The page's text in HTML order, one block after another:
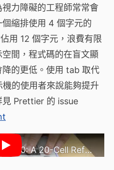
力障礙的工程師常常會
縮排使用 4 個字元的
用 12 個字元，浪費有限
間，程式碼的在盲文顯
的更低。使用 tab 取代
的使用者來說能夠提升
見 Prettier 的 issue
Introducing Chameleon 20: A 20-Cell Refreshable Braille Display